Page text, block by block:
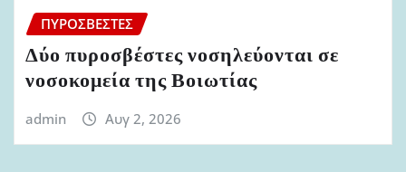
ΠΥΡΟΣΒΈΣΤΕΣ
Δύο πυροσβέστες νοσηλεύονται σε
νοσοκομεία της Βοιωτίας
admin Αυγ 2, 2026